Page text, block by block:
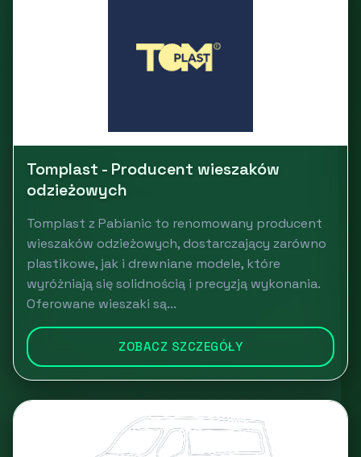
Tomplast - Producent wieszaków
odzieżowych
Tomplast z Pabianic to renomowany producent
wieszaków odzieżowych, dostarczający zarówno
plastikowe, jak i drewniane modele, które
wyróżniają się solidnością i precyzją wykonania.
Oferowane wieszaki są...
ZOBACZ SZCZEGÓŁY